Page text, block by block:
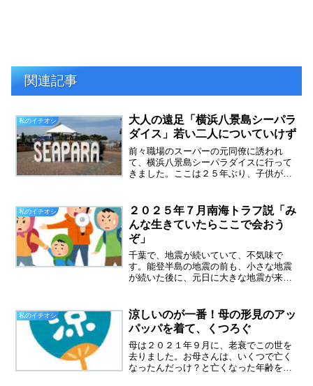
関連記事
私のイチオシ
大人の遠足「横浜八景島シーパラ
ダイス」若い二人についていけず
前々職場のスーパーの元同僚に誘われ
て、横浜八景島シーパラダイスに行って
きました。ここは２５年ぶり、子供が小
込むような感覚のジェットコースターは
１０００円でした。夫と息子...
私のイチオシ
２０２５年７月南海トラフ説「み
んな生きていたらここで会おう
ぞ」
千葉で、地震が続いていて、不気味で
す。能登半島の地震の前も、小さな地震
が続いた後に、元日に大きな地震が来て
な地震が起きてもおかしくないそうで
す。まぁ地震大国に住んでいれ...
私のイチオシ
涼しいのが一番！母の形見のアッ
パッパを着て、くつろぐ
母は２０２１年９月に、老衰でこの世を
去りました。お母さんは、いくつで亡く
なったんだっけ？と亡くなった年齢を忘